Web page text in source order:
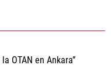
OTAN en Ankara”